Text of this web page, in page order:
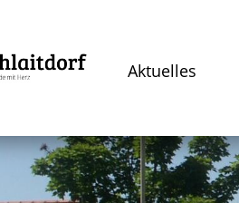
Aktuelles